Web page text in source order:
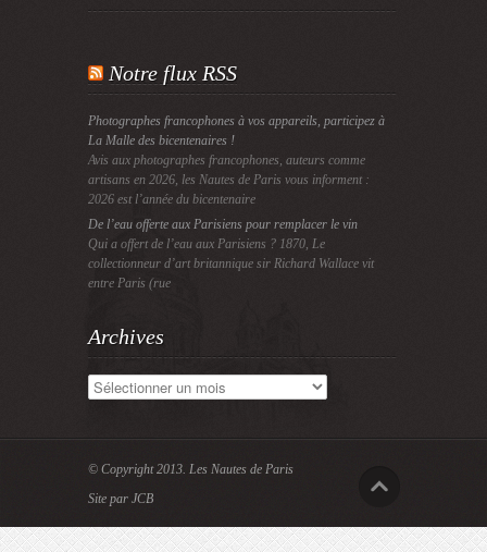
Notre flux RSS
Photographes francophones à vos appareils, participez à
La Malle des bicentenaires !
Avis aux photographes francophones, auteurs comme
artisans en 2026, les Nautes de Paris vous informent :
2026 est l’année du bicentenaire
De l’eau offerte aux Parisiens pour remplacer le vin
Qui a offert de l’eau aux Parisiens ? 1870, Le
collectionneur d’art britannique sir Richard Wallace vit
entre Paris (rue
Archives
Archives
© Copyright 2013. Les Nautes de Paris
Site par JCB